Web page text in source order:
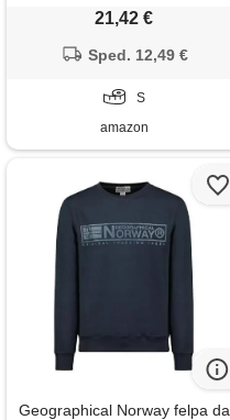
antivento, nero, s, poliestere,
pile, tinta unita, scollo con
cappuccio, manica lunga,
Generico
21,42 €
Sped. 12,49 €
S
amazon
Geographical Norway felpa da